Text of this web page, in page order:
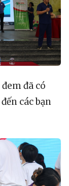
đemđã có
đến cácbạn